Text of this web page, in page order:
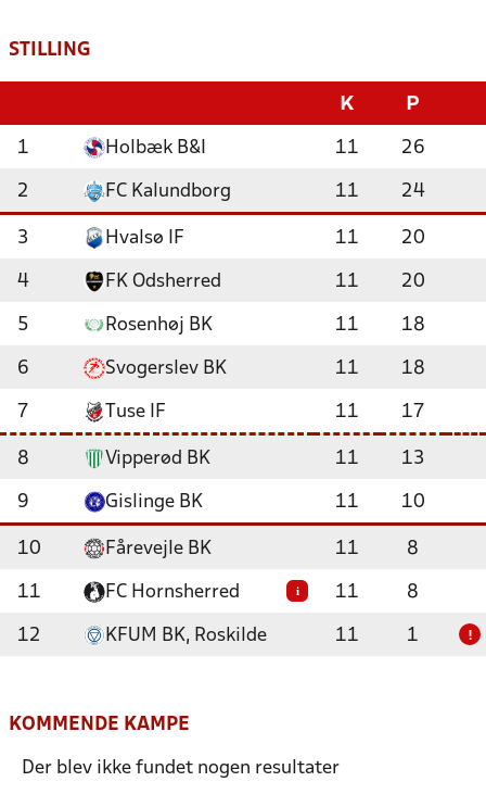
STILLING
K P
1 Holbæk B&I 11 26
2 FC Kalundborg 11 24
3 Hvalsø IF 11 20
4 FK Odsherred 11 20
5 Rosenhøj BK 11 18
6 Svogerslev BK 11 18
7 Tuse IF 11 17
8 Vipperød BK 11 13
9 Gislinge BK 11 10
10 Fårevejle BK 11 8
11 FC Hornsherred i 11 8
12 KFUM BK, Roskilde 11 1 !
KOMMENDE KAMPE
Der blev ikke fundet nogen resultater